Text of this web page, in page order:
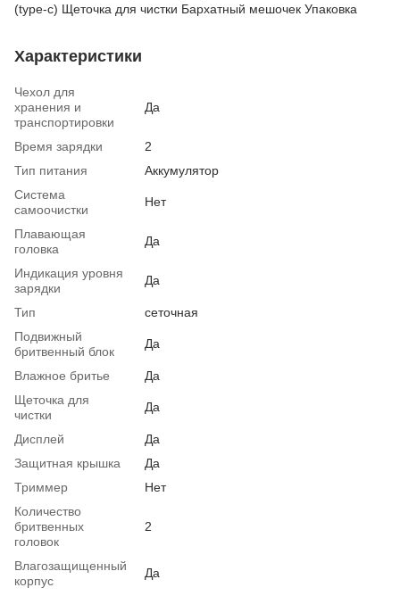
(type-c) Щеточка для чистки Бархатный мешочек Упаковка
Характеристики
Чехол для
хранения и
транспортировки
Да
Время зарядки
2
Тип питания
Аккумулятор
Система
самоочистки
Нет
Плавающая
головка
Да
Индикация уровня
зарядки
Да
Тип
сеточная
Подвижный
бритвенный блок
Да
Влажное бритье
Да
Щеточка для
чистки
Да
Дисплей
Да
Защитная крышка
Да
Триммер
Нет
Количество
бритвенных
головок
2
Влагозащищенный
корпус
Да